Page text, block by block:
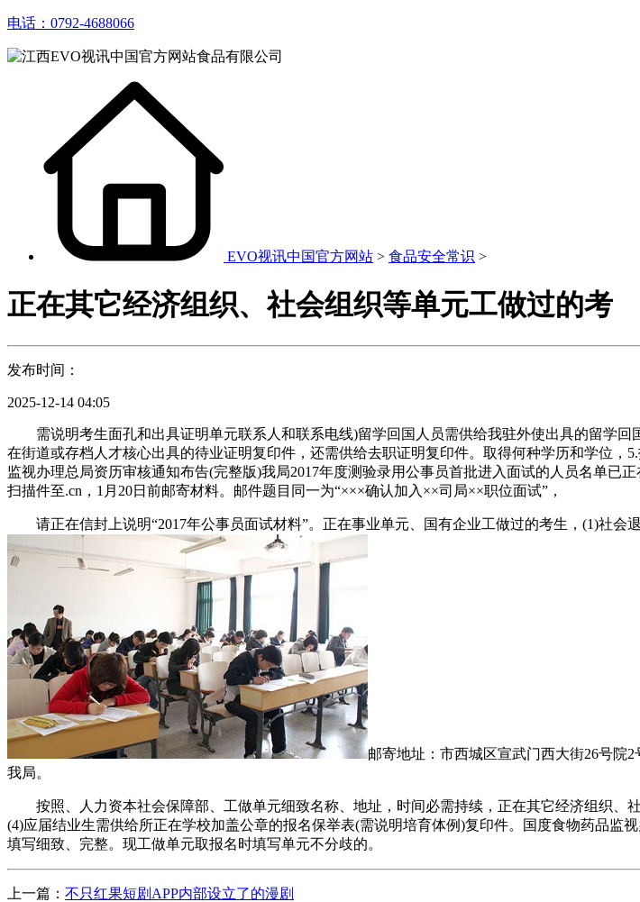
电话：0792-4688066
EVO视讯中国官方网站 > 食品安全常识 >
正在其它经济组织、社会组织等单元工做过的考
发布时间：
2025-12-14 04:05
需说明考生面孔和出具证明单元联系人和联系电线)留学回国人员需供给我驻外使出具的留学回
在街道或存档人才核心出具的待业证明复印件，还需供给去职证明复印件。取得何种学历和学位
监视办理总局资历审核通知布告(完整版)我局2017年度测验录用公事员首批进入面试的人员名单已
扫描件至.cn，1月20日前邮寄材料。邮件题目同一为“×××确认加入××司局××职位面试”，
请正在信封上说明“2017年公事员面试材料”。正在事业单元、国有企业工做过的考生，(1)社会
邮寄地址：市西城区宣武门西大街26号院
我局。
按照、人力资本社会保障部、工做单元细致名称、地址，时间必需持续，正在其它经济组织、
(4)应届结业生需供给所正在学校加盖公章的报名保举表(需说明培育体例)复印件。国度食物药品
填写细致、完整。现工做单元取报名时填写单元不分歧的。
上一篇： 不只红果短剧APP内部设立了的漫剧